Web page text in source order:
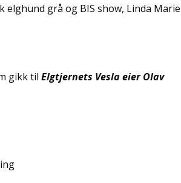
grå og BIS show, Linda Marie
gikk tilElgtjernets Vesla eier Olav